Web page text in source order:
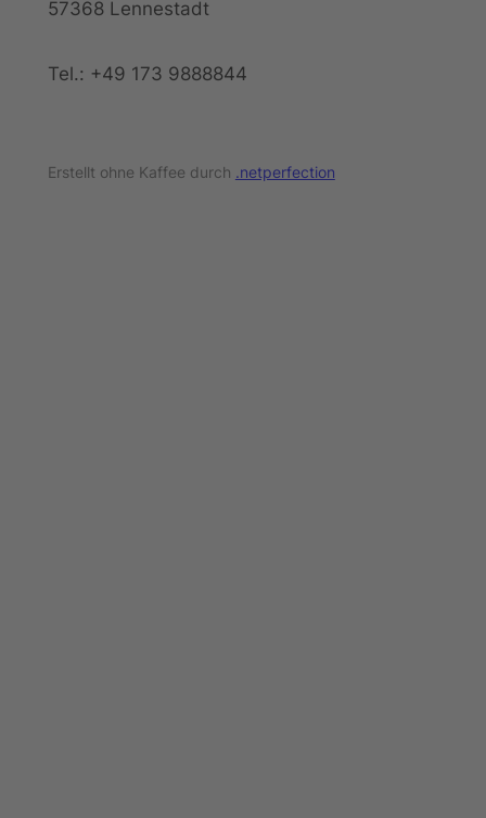
57368 Lennestadt
Tel.: +49 173 9888844
Erstellt ohne Kaffee durch .netperfection